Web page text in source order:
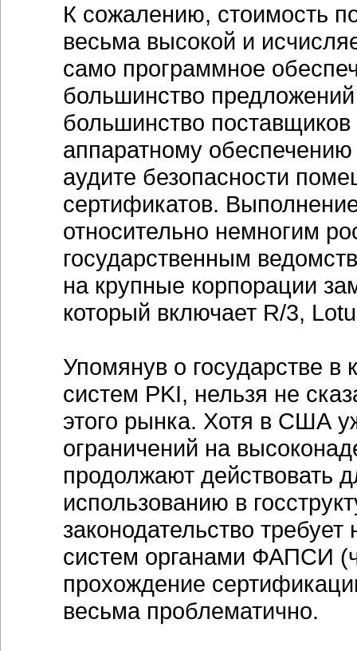
К сожалению, стоимость
весьма высокой и
само программное
большинство
большинство поставщиков
аппаратному
аудите безопасности
сертификатов.
относительно немногим
государственным
на крупные корпорации
который включает R/3,
Упомянув о государстве в
систем PKI, нельзя не
этого рынка. Хотя в США
ограничений на
продолжают действовать
использованию в
законодательство
систем органами ФАПСИ
прохождение
весьма проблематично.